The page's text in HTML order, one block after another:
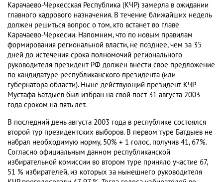
Карачаево-Черкесская Республика (КЧР) замерла в ожидании
главного кадрового назначения. В течение ближайших недель
должен решиться вопрос о том, кто встанет во главе
Карачаево-Черкесии. Напомним, что по новым правилам
формирования региональной власти, не позднее, чем за 35
дней до истечения срока полномочий регионального
руководителя президент РФ должен внести свое предложение
по кандидатуре республиканского президента (или
губернатора области). Ныне действующий президент КЧР
Мустафа Батдыев был избран на свой пост 31 августа 2003
года сроком на пять лет.
В последний день августа 2003 года в республике состоялся
второй тур президентских выборов. В первом туре Батдыев не
набрал необходимую норму, 50% + 1 голос, получив 41, 67%.
Согласно официальным данном республиканской
избирательной комиссии во втором туре приняло участие 67,
51 % избирателей, из которых за нынешнего руководителя